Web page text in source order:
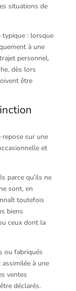
situations de
typique : lorsque
à une
personnel,
dès lors
être
repose sur une
et
parce qu’ils ne
sont, en
toutefois
biens
ceux dont la
ou fabriqués
assimilée à une
ventes
déclarés.